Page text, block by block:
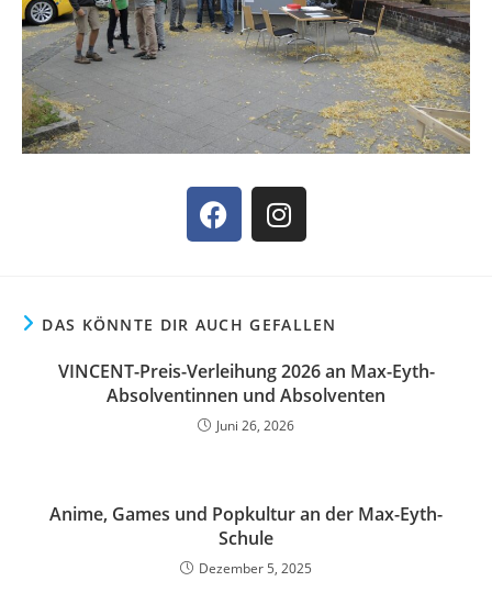
DAS KÖNNTE DIR AUCH GEFALLEN
VINCENT-Preis-Verleihung 2026 an Max-Eyth-
Absolventinnen und Absolventen
Juni 26, 2026
Anime, Games und Popkultur an der Max-Eyth-
Schule
Dezember 5, 2025